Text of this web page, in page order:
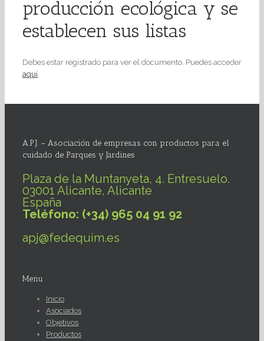
producción ecológica y se
establecen sus listas
Debes estar registrado para ver el documento. Puedes acceder
aquí.
A.P.J. – Asociación de empresas con productos para el
cuidado de Parques y Jardines
Plaza de la Muntanyeta, 4. Entresuelo.
03001 Alicante, Alicante
España
Teléfono: (+34) 965 04 91 92
apj@fedequim.es
Menu
Inicio
Asociados
Objetivos
Productos